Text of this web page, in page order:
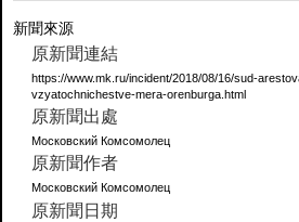
新聞來源
原新聞連結
https://www.mk.ru/incident/2018/08/16/sud-
vzyatochnichestve-mera-orenburga.html
原新聞出處
Московский Комсомолец
原新聞作者
Московский Комсомолец
原新聞日期